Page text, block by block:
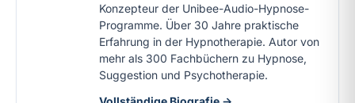
Konzepteur der Unibee-Audio-Hypnose-
Programme. Über 30 Jahre praktische
Erfahrung in der Hypnotherapie. Autor von
mehr als 300 Fachbüchern zu Hypnose,
Suggestion und Psychotherapie.